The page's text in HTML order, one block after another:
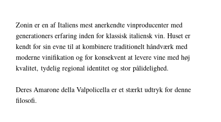
Zonin er en af Italiens mest anerkendte vinproducenter med
generationers erfaring inden for klassisk italiensk vin. Huset er
kendt for sin evne til at kombinere traditionelt håndværk med
moderne vinifikation og for konsekvent at levere vine med høj
kvalitet, tydelig regional identitet og stor pålidelighed.
Deres Amarone della Valpolicella er et stærkt udtryk for denne
filosofi.